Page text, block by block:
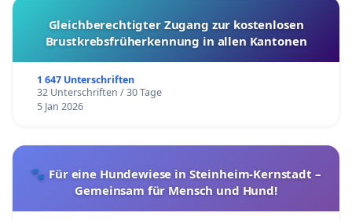
Gleichberechtigter Zugang zur kostenlosen
Brustkrebsfrüherkennung in allen Kantonen
1 647 Unterschriften
32 Unterschriften / 30 Tage
5 Jan 2026
🐾 Für eine Hundewiese in Steinheim-Kernstadt –
Gemeinsam für Mensch und Hund!